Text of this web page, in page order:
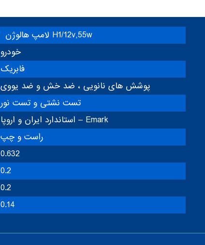
لامپ هالوژن H1/12v,55w
خودرو
فابریک
پوشش های نانویی ، ضد خش و ضد یووی
تست نشتی و تست نور
استاندارد ایران و اروپا – Emark
راست و چپ
0.632
0.2
0.2
0.14